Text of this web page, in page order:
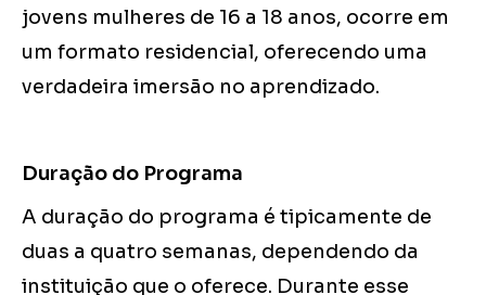
jovens mulheres de 16 a 18 anos, ocorre em
um formato residencial, oferecendo uma
verdadeira imersão no aprendizado.
Duração do Programa
A duração do programa é tipicamente de
duas a quatro semanas, dependendo da
instituição que o oferece. Durante esse